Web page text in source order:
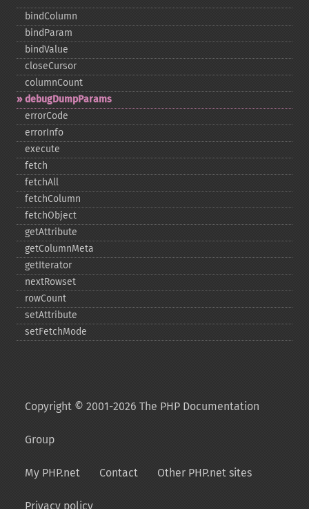
bindColumn
bindParam
bindValue
closeCursor
columnCount
debugDumpParams
errorCode
errorInfo
execute
fetch
fetchAll
fetchColumn
fetchObject
getAttribute
getColumnMeta
getIterator
nextRowset
rowCount
setAttribute
setFetchMode
Copyright © 2001-2026 The PHP Documentation
Group
My PHP.net Contact Other PHP.net sites
Privacy policy